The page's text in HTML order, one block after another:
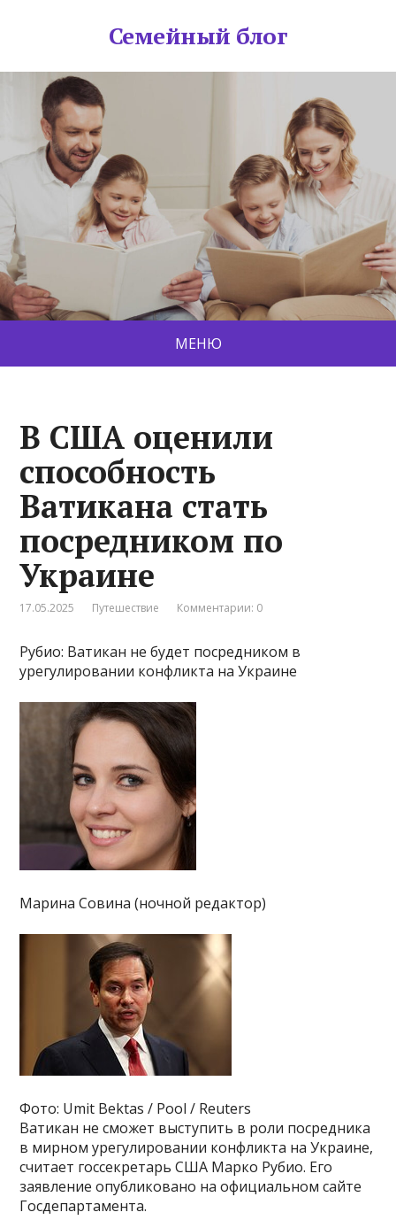
Семейный блог
МЕНЮ
В США оценили
способность
Ватикана стать
посредником по
Украине
17.05.2025 Путешествие Комментарии: 0
Рубио: Ватикан не будет посредником в
урегулировании конфликта на Украине
Марина Совина (ночной редактор)
Фото: Umit Bektas / Pool / Reuters
Ватикан не сможет выступить в роли посредника
в мирном урегулировании конфликта на Украине,
считает госсекретарь США Марко Рубио. Его
заявление опубликовано на официальном сайте
Госдепартамента.